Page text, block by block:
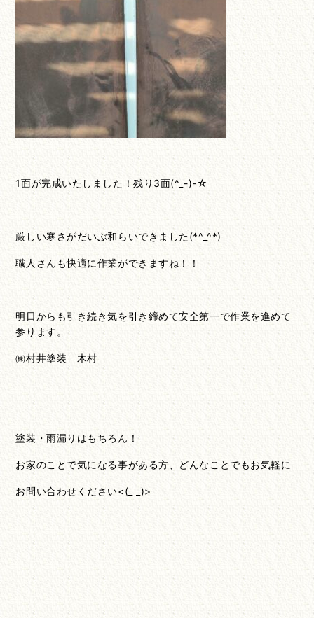
1面が完成いたしました！残り3面(^_-)-☆
厳しい寒さがだいぶ和らいできました(*^_^*)
職人さんも快適に作業ができますね！！
明日からも引き続き気を引き締めて安全第一で作業を進めて
参ります。
㈱村井塗装 木村
塗装・雨漏りはもちろん！
お家のことで気になる事がある方、どんなことでもお気軽に
お問い合わせください<(_ _)>